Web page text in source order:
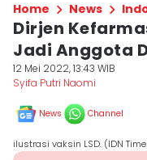
Home News
Dirjen
Jadi Anggota
12 Mei 2022, 13:43 WIB
Syifa Putri Naomi
News Channel
ilustrasi vaksin LSD. (IDN